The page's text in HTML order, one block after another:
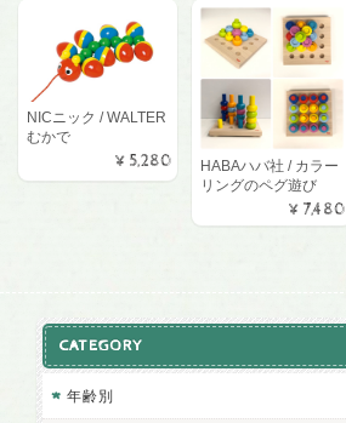
NICニック / WALTER
むかで
¥5,280
HABAハバ社 / カラー
リングのペグ遊び
¥7,480
CATEGORY
年齢別